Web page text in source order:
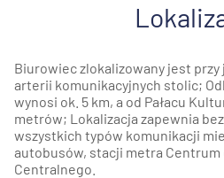
Biurowiec zlokalizowany jest
arterii komunikacyjnych stolic;
wynosi ok. 5 km, a od Pałacu
metrów; Lokalizacja zapewnia
wszystkich typów komunikacji
autobusów, stacji metra Centrum
Centralnego.